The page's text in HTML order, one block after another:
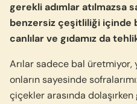
gerekli adımlar atılmazsa
benzersiz çeşitliliği içinde
canlılar ve gıdamız da
Arılar sadece bal üretmiyor,
onların sayesinde
çiçekler arasında